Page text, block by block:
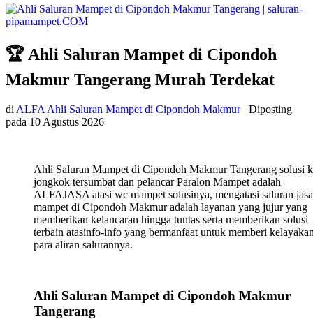
🏆 Ahli Saluran Mampet di Cipondoh
Makmur Tangerang Murah Terdekat
di ALFA Ahli Saluran Mampet di Cipondoh Makmur
Diposting
pada 10 Agustus 2026
Ahli Saluran Mampet di Cipondoh Makmur Tangerang solusi
jongkok tersumbat dan pelancar Paralon Mampet adalah
ALFAJASA atasi wc mampet solusinya, mengatasi saluran jasa
mampet di Cipondoh Makmur adalah layanan yang jujur yang
memberikan kelancaran hingga tuntas serta memberikan solusi
terbain atasinfo-info yang bermanfaat untuk memberi
para aliran salurannya.
Ahli Saluran Mampet di Cipondoh Makmur
Tangerang